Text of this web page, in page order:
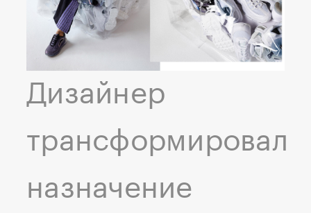
Дизайнер
трансформировал
назначение